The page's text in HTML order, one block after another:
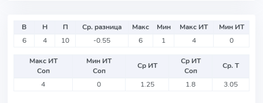
В Н П Ср. разница Макс Мин Макс ИТ
Мин ИТ
6
4 10 -0.55 6 1 4 0
Макс ИТ
Соп
Мин ИТ
Соп
Ср ИТ
Ср ИТ
Соп
Ср. Т
4
0 1.25 1.8 3.05